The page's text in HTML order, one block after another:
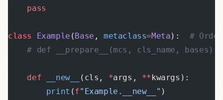
    pass
class Example ( Base , metaclass=Meta): #
# def __prepare__(mcs, cls_name,
    def
__new__ (cls, *args, ** kwargs):
        print
(f"Example.__new__" )